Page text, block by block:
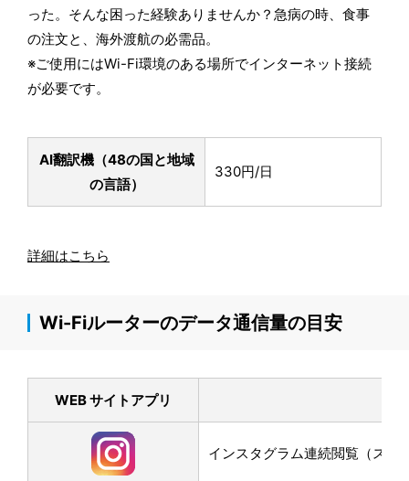
った。そんな困った経験ありませんか？急病の時、食事
の注文と、海外渡航の必需品。
※ご使用にはWi-Fi環境のある場所でインターネット接続
が必要です。
AI翻訳機（48の国と地域
の言語）
330円/日
詳細はこちら
Wi-Fiルーターのデータ通信量の目安
WEB サイトアプリ
インスタグラム連続閲覧（スク